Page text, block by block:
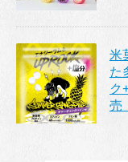
米
た
ク
売